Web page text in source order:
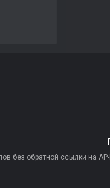
без обратной ссылки на